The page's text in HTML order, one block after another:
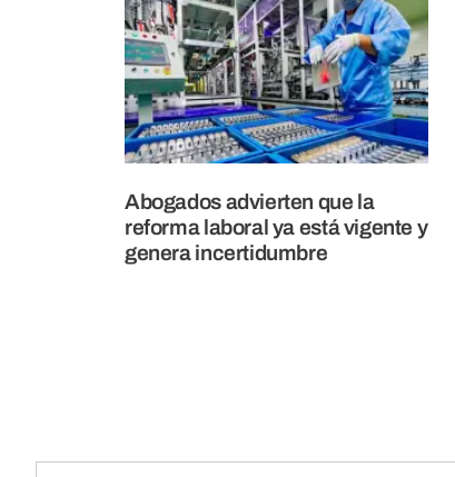
Abogados advierten que la
reforma laboral ya está vigente y
genera incertidumbre